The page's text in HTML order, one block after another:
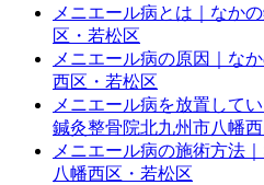
メニエール病とは｜なか
区・若松区
メニエール病の原因｜な
西区・若松区
メニエール病を放置して
鍼灸整骨院北九州市八幡
メニエール病の施術方法
八幡西区・若松区